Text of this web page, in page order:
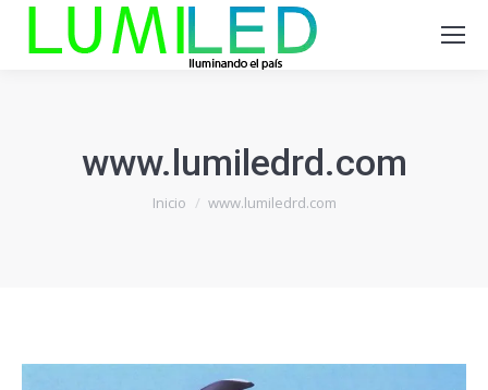
www.lumiledrd.com
Estás aquí:
Inicio www.lumiledrd.com